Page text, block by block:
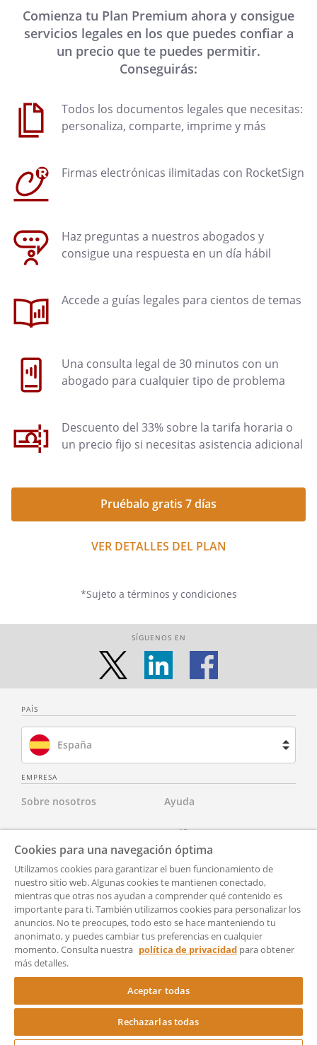
Comienza tu Plan Premium ahora y consigue
servicios legales en los que puedes confiar a
un precio que te puedes permitir.
Conseguirás:
Todos los documentos legales que necesitas:
personaliza, comparte, imprime y más
Firmas electrónicas ilimitadas con RocketSign
Haz preguntas a nuestros abogados y
consigue una respuesta en un día hábil
Accede a guías legales para cientos de temas
Una consulta legal de 30 minutos con un
abogado para cualquier tipo de problema
Descuento del 33% sobre la tarifa horaria o
un precio fijo si necesitas asistencia adicional
Pruébalo gratis 7 días
VER DETALLES DEL PLAN
*Sujeto a términos y condiciones
SÍGUENOS EN
PAÍS
España
Francia
Reino Unido
Estados Unidos
EMPRESA
Sobre nosotros
Contacta con nosotros
Para abogados
Para socios
Para Prensa
Condiciones generales de
uso
Ayuda
Tarifas
Aviso Legal
Política de Privacidad
Accesibilidad
Copyright © 2024 Rocket Lawyer
Cookies para una navegación óptima
Utilizamos cookies para garantizar el buen funcionamiento de
nuestro sitio web. Algunas cookies te mantienen conectado,
mientras que otras nos ayudan a comprender qué contenido es
importante para ti. También utilizamos cookies para personalizar los
anuncios. No te preocupes, todo esto se hace manteniendo tu
anonimato, y puedes cambiar tus preferencias en cualquier
momento. Consulta nuestra política de privacidad para obtener
más detalles.
Aceptar todas
Rechazarlas todas